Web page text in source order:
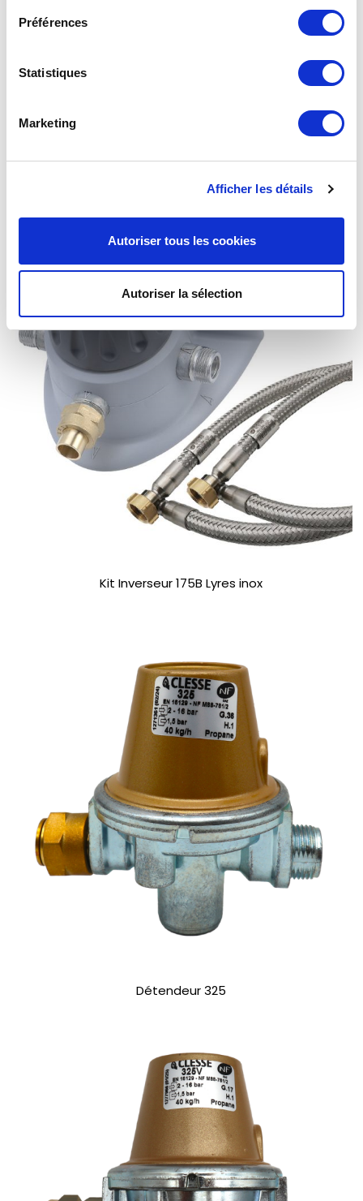
Préférences
Statistiques
Marketing
Afficher les détails
Autoriser tous les cookies
Autoriser la sélection
Kit Inverseur 175B Lyres inox
Détendeur 325